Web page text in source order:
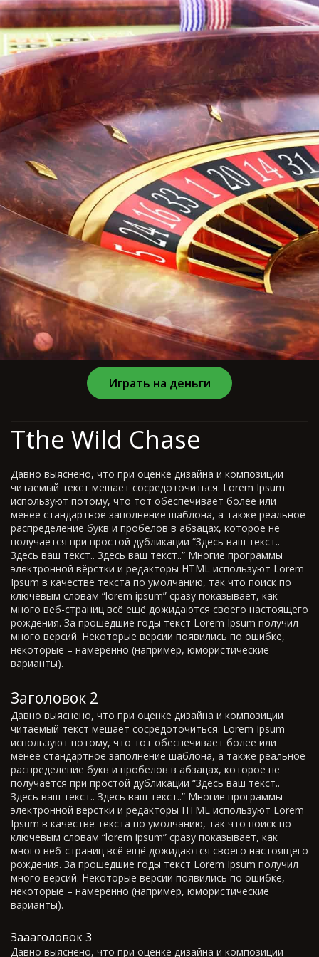
Играть на деньги
Tthe Wild Chase
Давно выяснено, что при оценке дизайна и композиции
читаемый текст мешает сосредоточиться. Lorem Ipsum
используют потому, что тот обеспечивает более или
менее стандартное заполнение шаблона, а также реальное
распределение букв и пробелов в абзацах, которое не
получается при простой дубликации “Здесь ваш текст..
Здесь ваш текст.. Здесь ваш текст..” Многие программы
электронной вёрстки и редакторы HTML используют Lorem
Ipsum в качестве текста по умолчанию, так что поиск по
ключевым словам “lorem ipsum” сразу показывает, как
много веб-страниц всё ещё дожидаются своего настоящего
рождения. За прошедшие годы текст Lorem Ipsum получил
много версий. Некоторые версии появились по ошибке,
некоторые – намеренно (например, юмористические
варианты).
Заголовок 2
Давно выяснено, что при оценке дизайна и композиции
читаемый текст мешает сосредоточиться. Lorem Ipsum
используют потому, что тот обеспечивает более или
менее стандартное заполнение шаблона, а также реальное
распределение букв и пробелов в абзацах, которое не
получается при простой дубликации “Здесь ваш текст..
Здесь ваш текст.. Здесь ваш текст..” Многие программы
электронной вёрстки и редакторы HTML используют Lorem
Ipsum в качестве текста по умолчанию, так что поиск по
ключевым словам “lorem ipsum” сразу показывает, как
много веб-страниц всё ещё дожидаются своего настоящего
рождения. За прошедшие годы текст Lorem Ipsum получил
много версий. Некоторые версии появились по ошибке,
некоторые – намеренно (например, юмористические
варианты).
Заааголовок 3
Давно выяснено, что при оценке дизайна и композиции